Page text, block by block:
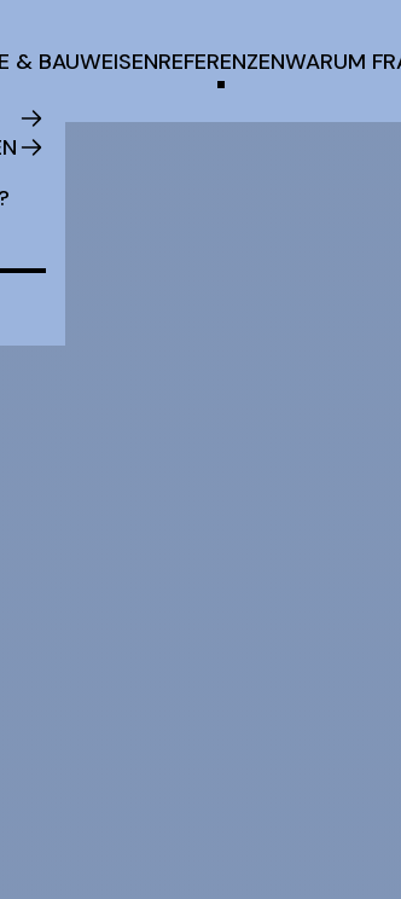
& BAUWEISENREFERENZENWARUM